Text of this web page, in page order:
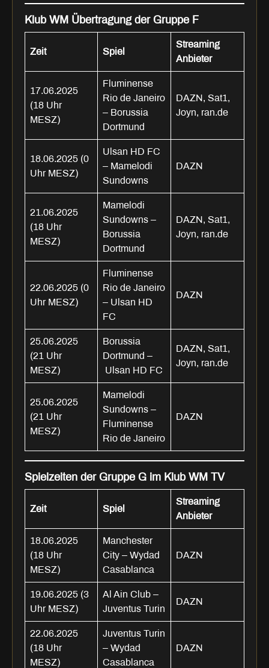
Klub WM Übertragung der Gruppe F
Zeit Spiel
Streaming
Anbieter
17.06.2025
(18 Uhr
MESZ)
Fluminense
Rio de Janeiro
– Borussia
Dortmund
DAZN, Sat1,
Joyn, ran.de
18.06.2025 (0
Uhr MESZ)
Ulsan HD FC
– Mamelodi
Sundowns
DAZN
21.06.2025
(18 Uhr
MESZ)
Mamelodi
Sundowns –
Borussia
Dortmund
DAZN, Sat1,
Joyn, ran.de
22.06.2025 (0
Uhr MESZ)
Fluminense
Rio de Janeiro
– Ulsan HD
FC
DAZN
25.06.2025
(21 Uhr
MESZ)
Borussia
Dortmund –
Ulsan HD FC
DAZN, Sat1,
Joyn, ran.de
25.06.2025
(21 Uhr
MESZ)
Mamelodi
Sundowns –
Fluminense
Rio de Janeiro
DAZN
Spielzeiten der Gruppe G im Klub WM TV
Zeit Spiel
Streaming
Anbieter
18.06.2025
(18 Uhr
MESZ)
Manchester
City – Wydad
Casablanca
DAZN
19.06.2025 (3
Uhr MESZ)
Al Ain Club –
Juventus Turin
DAZN
22.06.2025
(18 Uhr
MESZ)
Juventus Turin
– Wydad
Casablanca
DAZN